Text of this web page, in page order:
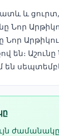
և
Նոր
Աշունը
են